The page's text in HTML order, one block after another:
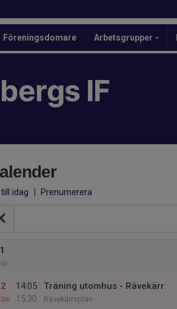
Föreningsdomare Arbetsgrupper
IF
idag | Prenumerera
1
2
14:05
15:30
Träning utomhus - Rävekärr
Rävekärrsplan